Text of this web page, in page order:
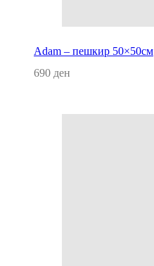
Adam – пешкир 50×50см
690 ден